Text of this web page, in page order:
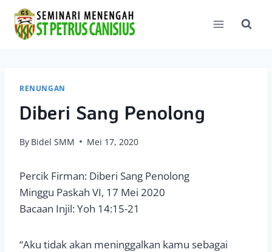
content
RENUNGAN
Diberi Sang Penolong
By Bidel SMM Mei 17, 2020
Percik Firman: Diberi Sang Penolong
Minggu Paskah VI, 17 Mei 2020
Bacaan Injil: Yoh 14:15-21
“Aku tidak akan meninggalkan kamu sebagai